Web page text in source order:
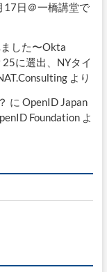
17日＠一橋講堂で
した〜Okta
に選出、NYタイ
より
に OpenID Japan
Foundationよ